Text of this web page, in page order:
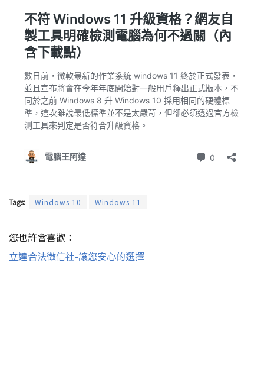
Tags: Windows 10 Windows 11
您也許會喜歡：
立達合法徵信社-讓您安心的選擇